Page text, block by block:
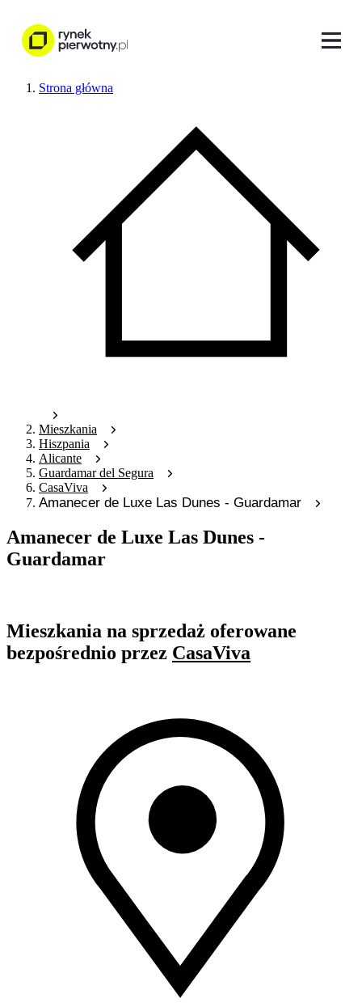
Strona główna
Mieszkania
Hiszpania
Alicante
Guardamar del Segura
CasaViva
Amanecer de Luxe Las Dunes - Guardamar
Amanecer de Luxe Las Dunes -
Guardamar
Mieszkania na sprzedaż oferowane
bezpośrednio przez CasaViva